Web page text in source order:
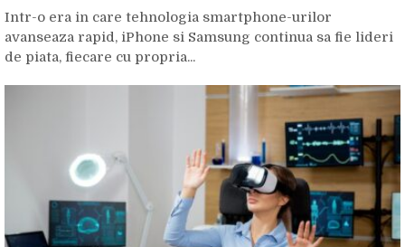
Intr-o era in care tehnologia smartphone-urilor
avanseaza rapid, iPhone si Samsung continua sa fie lideri
de piata, fiecare cu propria...